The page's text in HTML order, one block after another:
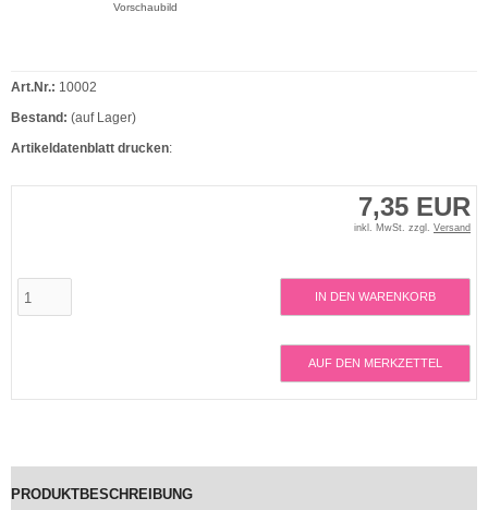
Vorschaubild
7,35 EUR
inkl. MwSt. zzgl. Versand
IN DEN WARENKORB
AUF DEN MERKZETTEL
Art.Nr.: 10002
Bestand: (auf Lager)
Artikeldatenblatt drucken:
PRODUKTBESCHREIBUNG